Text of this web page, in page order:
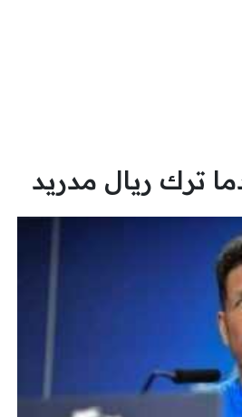
ترك ريال مدريد